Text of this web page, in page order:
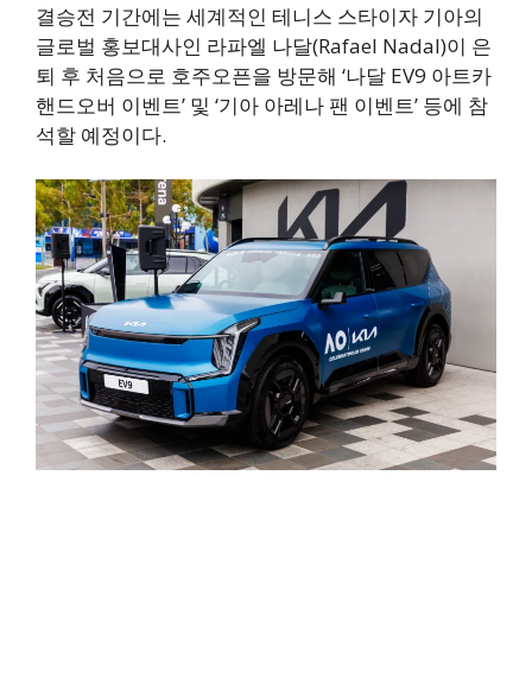
결승전 기간에는 세계적인 테니스 스타이자 기아의
글로벌 홍보대사인 라파엘 나달(Rafael Nadal)이 은
퇴 후 처음으로 호주오픈을 방문해 ‘나달 EV9 아트카
핸드오버 이벤트’ 및 ‘기아 아레나 팬 이벤트’ 등에 참
석할 예정이다.